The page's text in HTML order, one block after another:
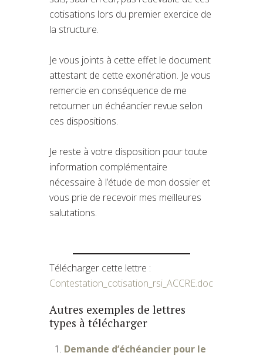
cotisations lors du premier exercice de
la structure.
Je vous joints à cette effet le document
attestant de cette exonération. Je vous
remercie en conséquence de me
retourner un échéancier revue selon
ces dispositions.
Je reste à votre disposition pour toute
information complémentaire
nécessaire à l’étude de mon dossier et
vous prie de recevoir mes meilleures
salutations.
Télécharger cette lettre :
Contestation_cotisation_rsi_ACCRE.doc
Autres exemples de lettres
types à télécharger
Demande d’échéancier pour le